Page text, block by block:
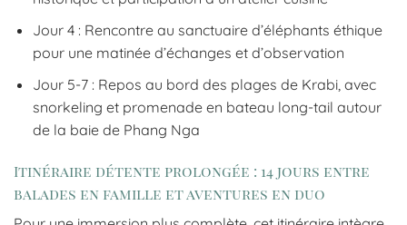
Jour 4 : Rencontre au sanctuaire d’éléphants éthique
pour une matinée d’échanges et d’observation
Jour 5-7 : Repos au bord des plages de Krabi, avec
snorkeling et promenade en bateau long-tail autour
de la baie de Phang Nga
Itinéraire détente prolongée : 14 jours entre
balades en famille et aventures en duo